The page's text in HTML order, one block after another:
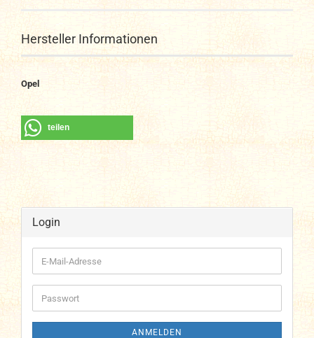
Hersteller Informationen
Opel
teilen
Login
E-
Mail-
Adresse
Passwort
ANMELDEN